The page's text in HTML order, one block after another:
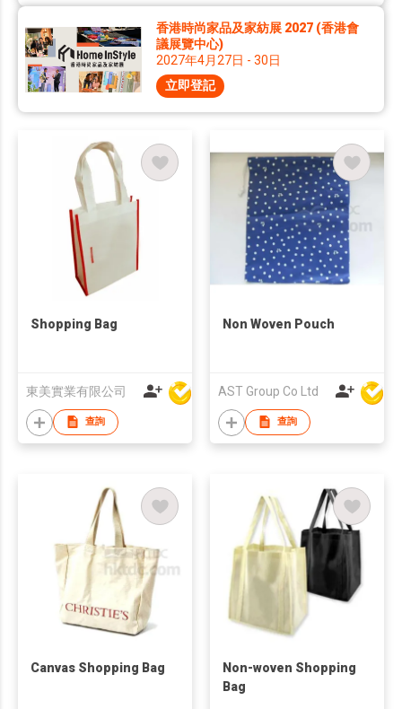
香港時尚家品及家紡展 2027 (香港會
議展覽中心)
2027年4月27日 - 30日
立即登記
Shopping Bag
東美實業有限公司
查詢
Non Woven Pouch
AST Group Co Ltd
查詢
Canvas Shopping Bag
Non-woven Shopping
Bag